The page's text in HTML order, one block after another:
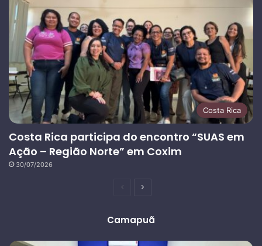
Costa Rica
Costa Rica participa do encontro “SUAS em
Ação – Região Norte” em Coxim
30/07/2026
PáginaPróxima
Camapuã